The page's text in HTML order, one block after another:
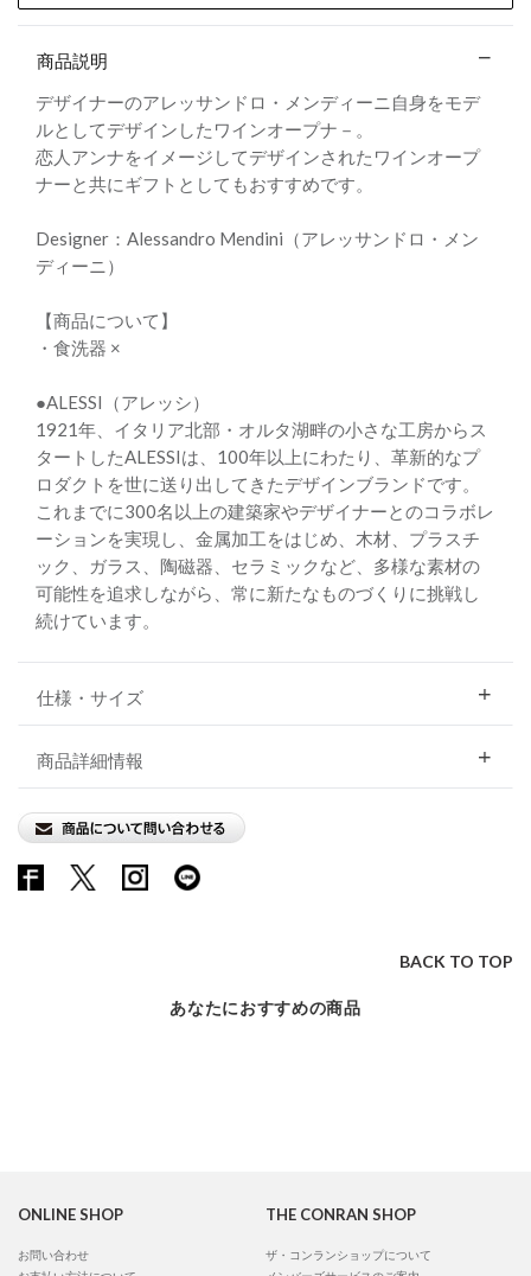
商品説明
デザイナーのアレッサンドロ・メンディーニ自身をモデ
ルとしてデザインしたワインオープナ－。
恋人アンナをイメージしてデザインされたワインオープ
ナーと共にギフトとしてもおすすめです。
Designer：Alessandro Mendini（アレッサンドロ・メン
ディーニ）
【商品について】
・食洗器 ×
●ALESSI（アレッシ）
1921年、イタリア北部・オルタ湖畔の小さな工房からス
タートしたALESSIは、100年以上にわたり、革新的なプ
ロダクトを世に送り出してきたデザインブランドです。
これまでに300名以上の建築家やデザイナーとのコラボレ
ーションを実現し、金属加工をはじめ、木材、プラスチ
ック、ガラス、陶磁器、セラミックなど、多様な素材の
可能性を追求しながら、常に新たなものづくりに挑戦し
続けています。
仕様・サイズ
商品詳細情報
BACK TO TOP
あなたにおすすめの商品
ONLINE SHOP
お問い合わせ
THE CONRAN SHOP
ザ・コンランショップについて